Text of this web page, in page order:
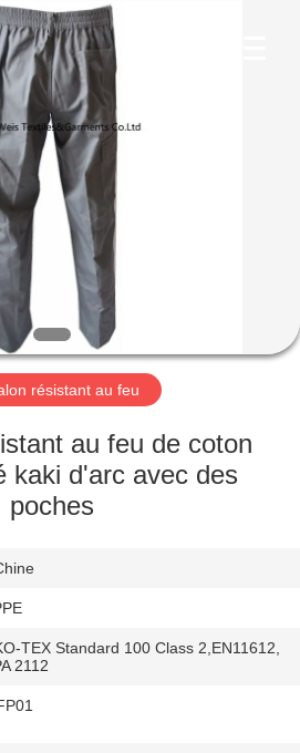
résistant au feu
au feu de coton
kaki d'arc avec des
poches
TEX Standard 100 Class 2,EN11612,
2112